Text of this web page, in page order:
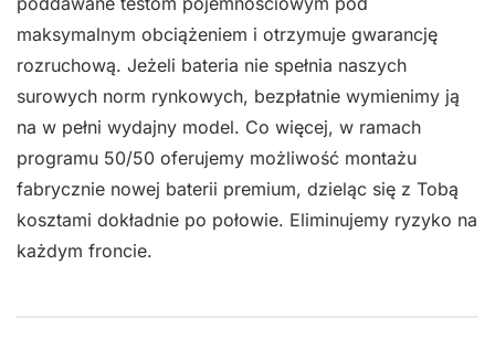
maksymalnym obciążeniem i otrzymuje gwarancję
rozruchową. Jeżeli bateria nie spełnia naszych
surowych norm rynkowych, bezpłatnie wymienimy ją
na w pełni wydajny model. Co więcej, w ramach
programu 50/50 oferujemy możliwość montażu
fabrycznie nowej baterii premium, dzieląc się z Tobą
kosztami dokładnie po połowie. Eliminujemy ryzyko na
każdym froncie.